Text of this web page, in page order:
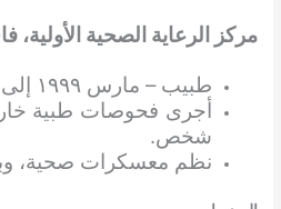
مركز الرعاية الصحية الأولية،
طبيب – مارس ١٩٩٩ إلى فبراير ٢٠٠٠
شخص.
نظم معسكرات صحية،